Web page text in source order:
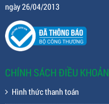
ngày 26/04/2013
CHÍNH SÁCH ĐIỀU KHOẢN
Hình thức thanh toán